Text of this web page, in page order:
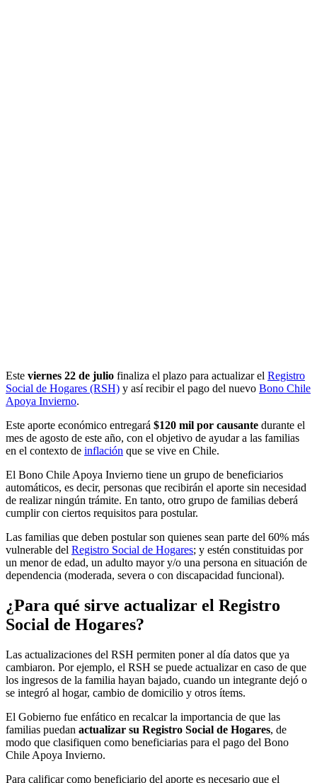
Este viernes 22 de julio finaliza el plazo para actualizar el Registro
Social de Hogares (RSH) y así recibir el pago del nuevo Bono Chile
Apoya Invierno.
Este aporte económico entregará $120 mil por causante durante el
mes de agosto de este año, con el objetivo de ayudar a las familias
en el contexto de inflación que se vive en Chile.
El Bono Chile Apoya Invierno tiene un grupo de beneficiarios
automáticos, es decir, personas que recibirán el aporte sin necesidad
de realizar ningún trámite. En tanto, otro grupo de familias deberá
cumplir con ciertos requisitos para postular.
Las familias que deben postular son quienes sean parte del 60% más
vulnerable del Registro Social de Hogares; y estén constituidas por
un menor de edad, un adulto mayor y/o una persona en situación de
dependencia (moderada, severa o con discapacidad funcional).
¿Para qué sirve actualizar el Registro
Social de Hogares?
Las actualizaciones del RSH permiten poner al día datos que ya
cambiaron. Por ejemplo, el RSH se puede actualizar en caso de que
los ingresos de la familia hayan bajado, cuando un integrante dejó o
se integró al hogar, cambio de domicilio y otros ítems.
El Gobierno fue enfático en recalcar la importancia de que las
familias puedan actualizar su Registro Social de Hogares, de
modo que clasifiquen como beneficiarias para el pago del Bono
Chile Apoya Invierno.
Para calificar como beneficiario del aporte es necesario que el